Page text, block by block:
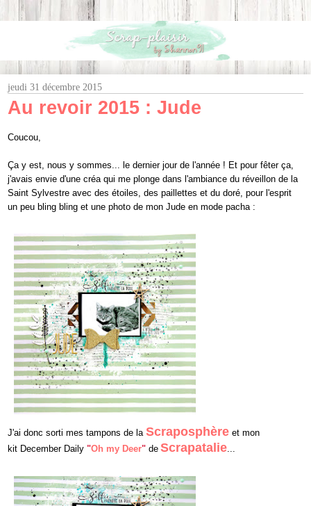
jeudi 31 décembre 2015
Au revoir 2015 : Jude
Coucou,
Ça y est, nous y sommes... le dernier jour de l'année ! Et pour fêter ça,
j'avais envie d'une créa qui me plonge dans l'ambiance du réveillon de la
Saint Sylvestre avec des étoiles, des paillettes et du doré, pour l'esprit
un peu bling bling et une photo de mon Jude en mode pacha :
J'ai donc sorti mes tampons de la Scraposphère et mon
kit December Daily "Oh my Deer" de Scrapatalie...